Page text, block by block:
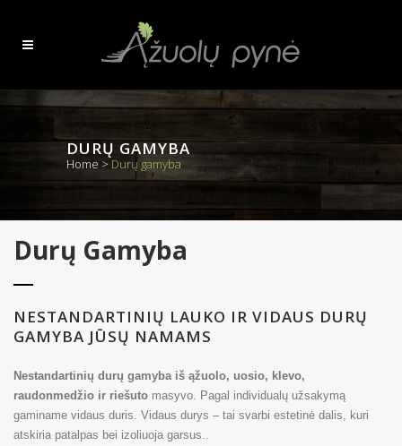
DURŲ GAMYBA
Home > Durų gamyba
Durų Gamyba
NESTANDARTINIŲ LAUKO IR VIDAUS DURŲ
GAMYBA JŪSŲ NAMAMS
Nestandartinių durų gamyba iš ąžuolo, uosio, klevo,
raudonmedžio ir riešuto masyvo. Pagal individualų užsakymą
gaminame vidaus duris. Vidaus durys – tai svarbi estetinė dalis, kuri
atskiria patalpas bei izoliuoja garsus..